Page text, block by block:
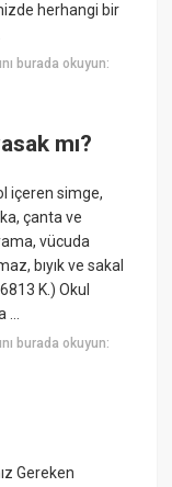
herhangi bir
burada okuyun:
mı?
içeren simge,
çanta ve
vücuda
bıyık ve sakal
K.) Okul
...
burada okuyun:
Gereken